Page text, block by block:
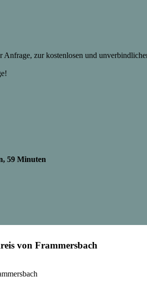
Anfrage, zur kostenlosen und
59 Minuten
von Frammersbach